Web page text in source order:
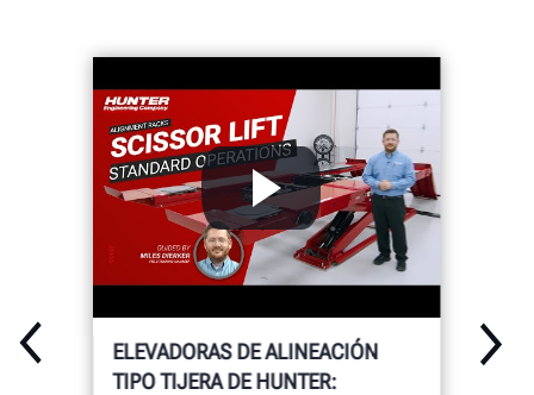
ELEVADORAS DE ALINEACIÓN
TIPO TIJERA DE HUNTER: